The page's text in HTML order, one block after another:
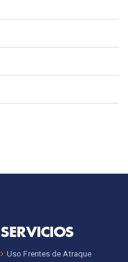
SERVICIOS
Uso Frentes de Atraque